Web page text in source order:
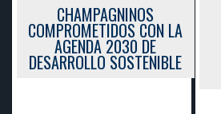
CHAMPAGNINOS
COMPROMETIDOS CON LA
AGENDA 2030 DE
DESARROLLO SOSTENIBLE